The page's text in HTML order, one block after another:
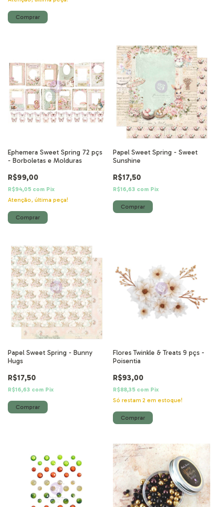
Ephemera Sweet Spring 72 pçs
- Borboletas e Molduras
R$99,00
R$94,05 com Pix
Atenção, última peça!
Papel Sweet Spring - Sweet
Sunshine
R$17,50
R$16,63 com Pix
Papel Sweet Spring - Bunny
Hugs
R$17,50
R$16,63 com Pix
Flores Twinkle & Treats 9 pçs -
Poisentia
R$93,00
R$88,35 com Pix
Só restam 2 em estoque!